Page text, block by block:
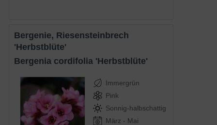
Bergenie, Riesensteinbrech
'Herbstblüte'
Bergenia cordifolia 'Herbstblüte'
Immergrün
Pink
Sonnig-halbschattig
März - Mai